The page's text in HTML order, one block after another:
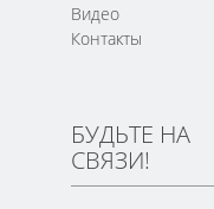
Видео
Контакты
БУДЬТЕ НА
СВЯЗИ!